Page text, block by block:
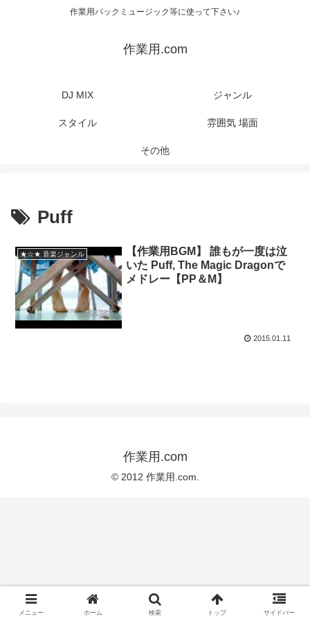
作業用バックミュージック等に使って下さい♪
作業用.com
DJ MIX ジャンル
スタイル 雰囲気 場面
その他
Puff
★☆★ 音楽ジャンル
【作業用BGM】 誰もが一度は泣
いた Puff, The Magic Dragonで
メドレー【PP＆M】
2015.01.11
作業用.com
© 2012 作業用.com.
メニュー ホーム 検索 トップ サイドバー